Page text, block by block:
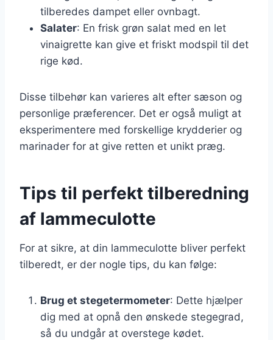
tilberedes dampet eller ovnbagt.
Salater: En frisk grøn salat med en let
vinaigrette kan give et friskt modspil til det
rige kød.
Disse tilbehør kan varieres alt efter sæson og
personlige præferencer. Det er også muligt at
eksperimentere med forskellige krydderier og
marinader for at give retten et unikt præg.
Tips til perfekt tilberedning
af lammeculotte
For at sikre, at din lammeculotte bliver perfekt
tilberedt, er der nogle tips, du kan følge:
Brug et stegetermometer: Dette hjælper
dig med at opnå den ønskede stegegrad,
så du undgår at overstege kødet.